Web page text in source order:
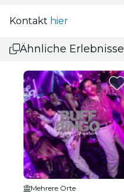
Kontakt hier
Ähnliche Erlebnisse
Mehrere Orte